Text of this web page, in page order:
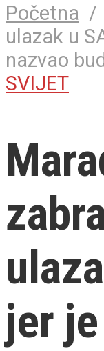
Početna /
ulazak u
nazvao
SVIJET
jer